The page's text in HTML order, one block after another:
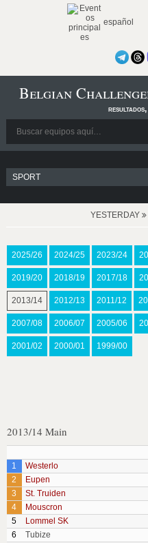
español
Belgian
YESTERDAY
2025/26 2024/25 2023/24
2019/20 2018/19 2017/18
2013/14 2012/13 2011/12
2007/08 2006/07 2005/06
2001/02 2000/01 1999/00
2013/14 Main
1
Westerlo
2
Eupen
3
St. Truiden
4
Mouscron
5
Lommel SK
6
Tubize